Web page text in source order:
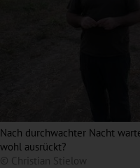
Nach durchwachter Nacht
wohl ausrückt?
© Christian Stielow